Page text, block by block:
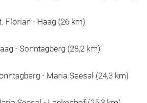
Florian - Haag (26 km)
- Sonntagberg (28,2 km)
- Maria Seesal (24,3 km)